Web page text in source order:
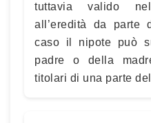
tuttavia valido
all’eredità da parte
caso il nipote può
padre o della
titolari di una parte